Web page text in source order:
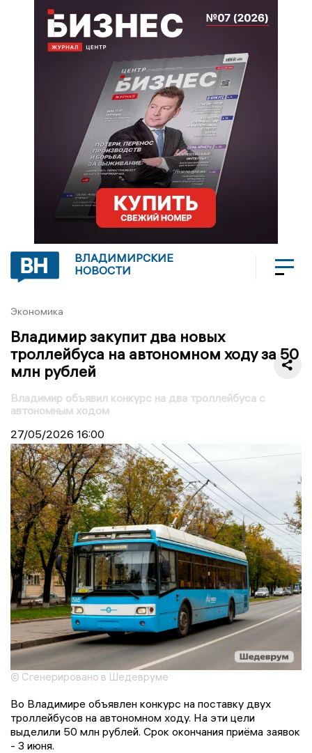
ВЛАДИМИРСКИЕ
НОВОСТИ
Экономика
Владимир закупит два новых
троллейбуса на автономном ходу за 50
млн рублей
Владимир объявил конкурс на два троллейбуса с
автономным ходом
27/05/2026 16:00
© Сгенерировано в Шедевруме
Во Владимире объявлен конкурс на поставку двух
троллейбусов на автономном ходу. На эти цели
выделили 50 млн рублей. Срок окончания приёма заявок
- 3 июня.